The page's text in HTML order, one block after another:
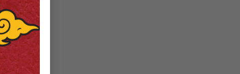
Đức, bạn
và kỹ
quốc tế.